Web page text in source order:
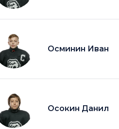
Осминин Иван
Осокин Данил